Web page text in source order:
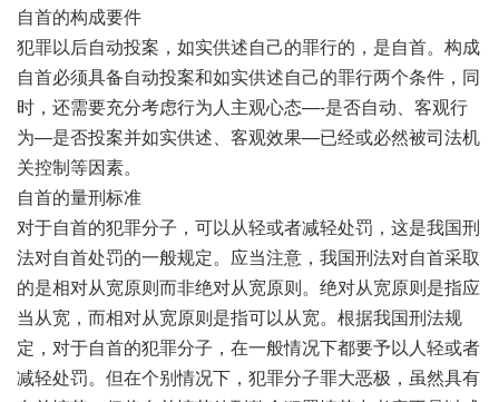
自首的构成要件
犯罪以后自动投案，如实供述自己的罪行的，是自首。构成
自首必须具备自动投案和如实供述自己的罪行两个条件，同
时，还需要充分考虑行为人主观心态—-是否自动、客观行
为—是否投案并如实供述、客观效果—已经或必然被司法机
关控制等因素。
自首的量刑标准
对于自首的犯罪分子，可以从轻或者减轻处罚，这是我国刑
法对自首处罚的一般规定。应当注意，我国刑法对自首采取
的是相对从宽原则而非绝对从宽原则。绝对从宽原则是指应
当从宽，而相对从宽原则是指可以从宽。根据我国刑法规
定，对于自首的犯罪分子，在一般情况下都要予以人轻或者
减轻处罚。但在个别情况下，犯罪分子罪大恶极，虽然具有